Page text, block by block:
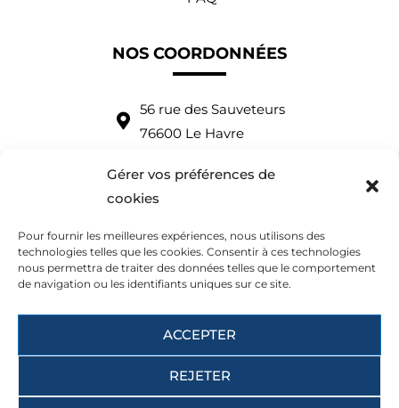
Gérer vos préférences de
cookies
Pour fournir les meilleures expériences, nous utilisons des
technologies telles que les cookies. Consentir à ces technologies
nous permettra de traiter des données telles que le comportement
de navigation ou les identifiants uniques sur ce site.
ACCEPTER
REJETER
NOS COORDONNÉES
56 rue des Sauveteurs
76600 Le Havre
Tel : +33 (0)7 83 39 52 63
English spoken
Nous vous accueillons :
du mardi au samedi
9:30-12:30 et 14:00-18:00